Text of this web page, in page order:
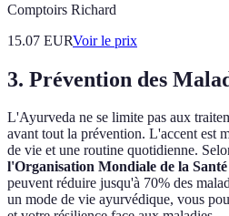
Comptoirs Richard
15.07 EURVoir le prix
3. Prévention des
L'Ayurveda ne se limite pas aux
avant tout la prévention. L'accent est
de vie et une routine quotidienne.
l'Organisation Mondiale de la Santé
peuvent réduire jusqu'à 70% des
un mode de vie ayurvédique, vous